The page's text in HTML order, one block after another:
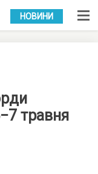
УКР РУС
НОВИНИ
травня